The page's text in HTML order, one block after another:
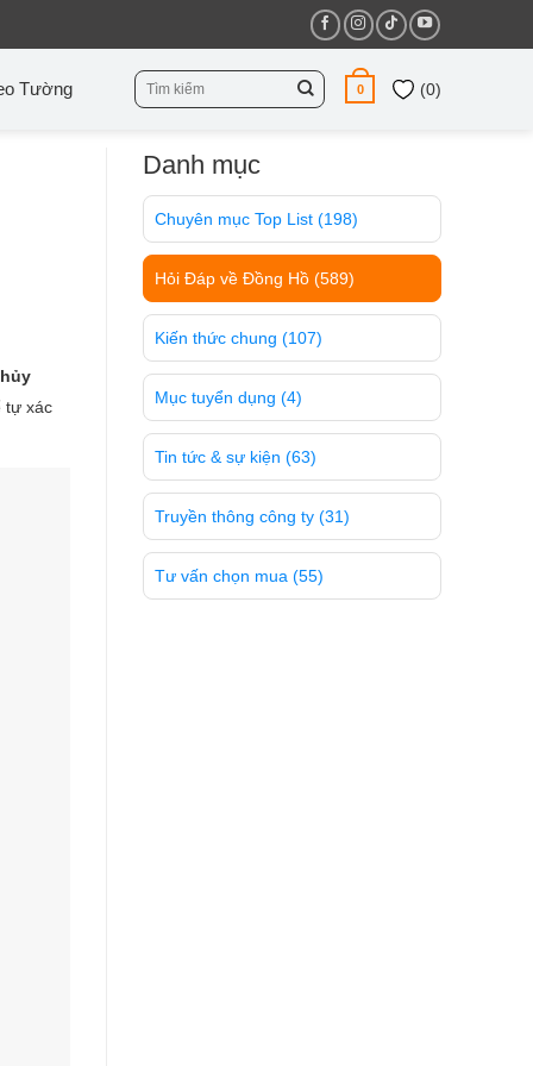
Tường
Tìm
kiếm:
0 (0)
tự xác
Danh mục
Chuyên mục Top List (198)
Hỏi Đáp về Đồng Hồ (589)
Kiến thức chung (107)
Mục tuyển dụng (4)
Tin tức & sự kiện (63)
Truyền thông công ty (31)
Tư vấn chọn mua (55)